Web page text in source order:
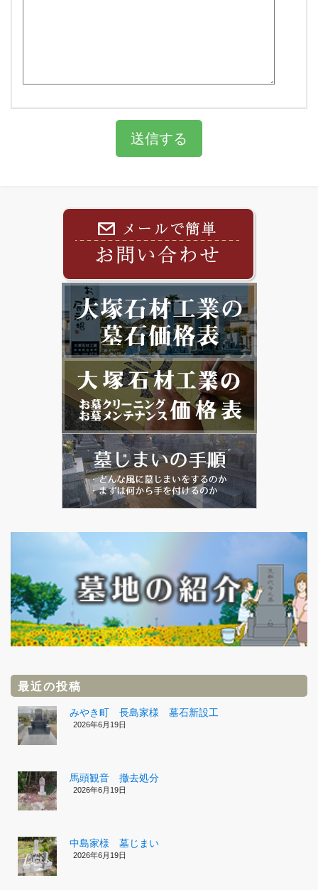
最近の投稿
みやき町 長島家様 墓石新設工
2026年6月19日
馬頭観音 撤去処分
2026年6月19日
中島家様 墓じまい
2026年6月19日